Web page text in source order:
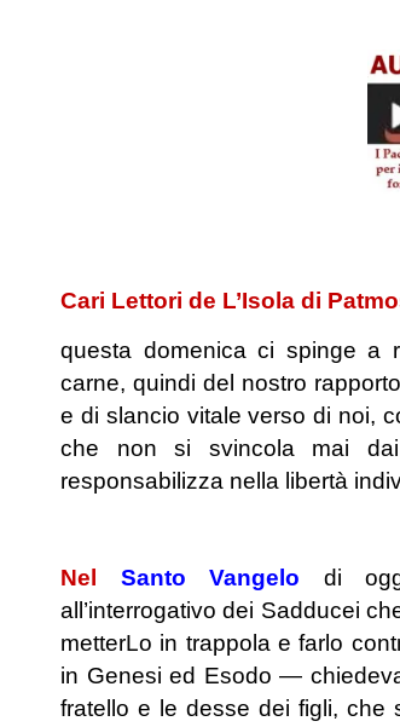
Cari Lettori de L’Isola di
questa domenica ci spinge a
carne, quindi del nostro
e di slancio vitale verso di noi,
che non si svincola mai
responsabilizza nella libertà
Nel Santo Vangelo di
all’interrogativo dei Sadducei
metterLo in trappola e farlo
in Genesi ed Esodo —
fratello e le desse dei figli, che